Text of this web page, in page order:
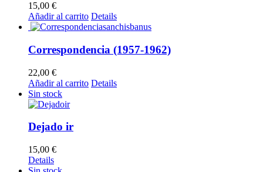
15,00 €
Añadir al carrito Details
Correspondencia (1957-1962)
22,00 €
Añadir al carrito Details
Sin stock
Dejado ir
15,00 €
Details